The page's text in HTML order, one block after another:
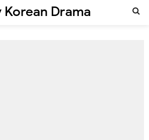
Korean Drama